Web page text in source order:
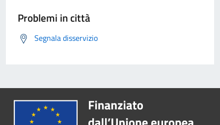
Problemi in città
Segnala disservizio